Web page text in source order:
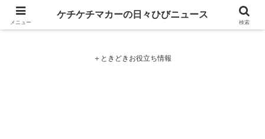
ケチケチマカーの日々ひびニュース
＋ときどきお役立ち情報
メニュー
ケチケチマカーの日々ひびニュース
検索